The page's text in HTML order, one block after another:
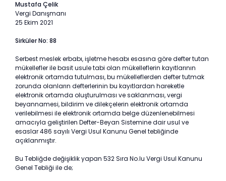
Mustafa Çelik
Vergi Danışmanı
25 Ekim 2021
Sirküler No: 88
Serbest meslek erbabı, işletme hesabı esasına göre defter tutan
mükellefler ile basit usule tabi olan mükelleflerin kayıtlarının
elektronik ortamda tutulması, bu mükelleflerden defter tutmak
zorunda olanların defterlerinin bu kayıtlardan hareketle
elektronik ortamda oluşturulması ve saklanması, vergi
beyannamesi, bildirim ve dilekçelerin elektronik ortamda
verilebilmesi ile elektronik ortamda belge düzenlenebilmesi
amacıyla geliştirilen Defter-Beyan Sistemine dair usul ve
esaslar 486 sayılı Vergi Usul Kanunu Genel tebliğinde
açıklanmıştır.
Bu Tebliğde değişiklik yapan 532 Sıra No.lu Vergi Usul Kanunu
Genel Tebliği ile de;